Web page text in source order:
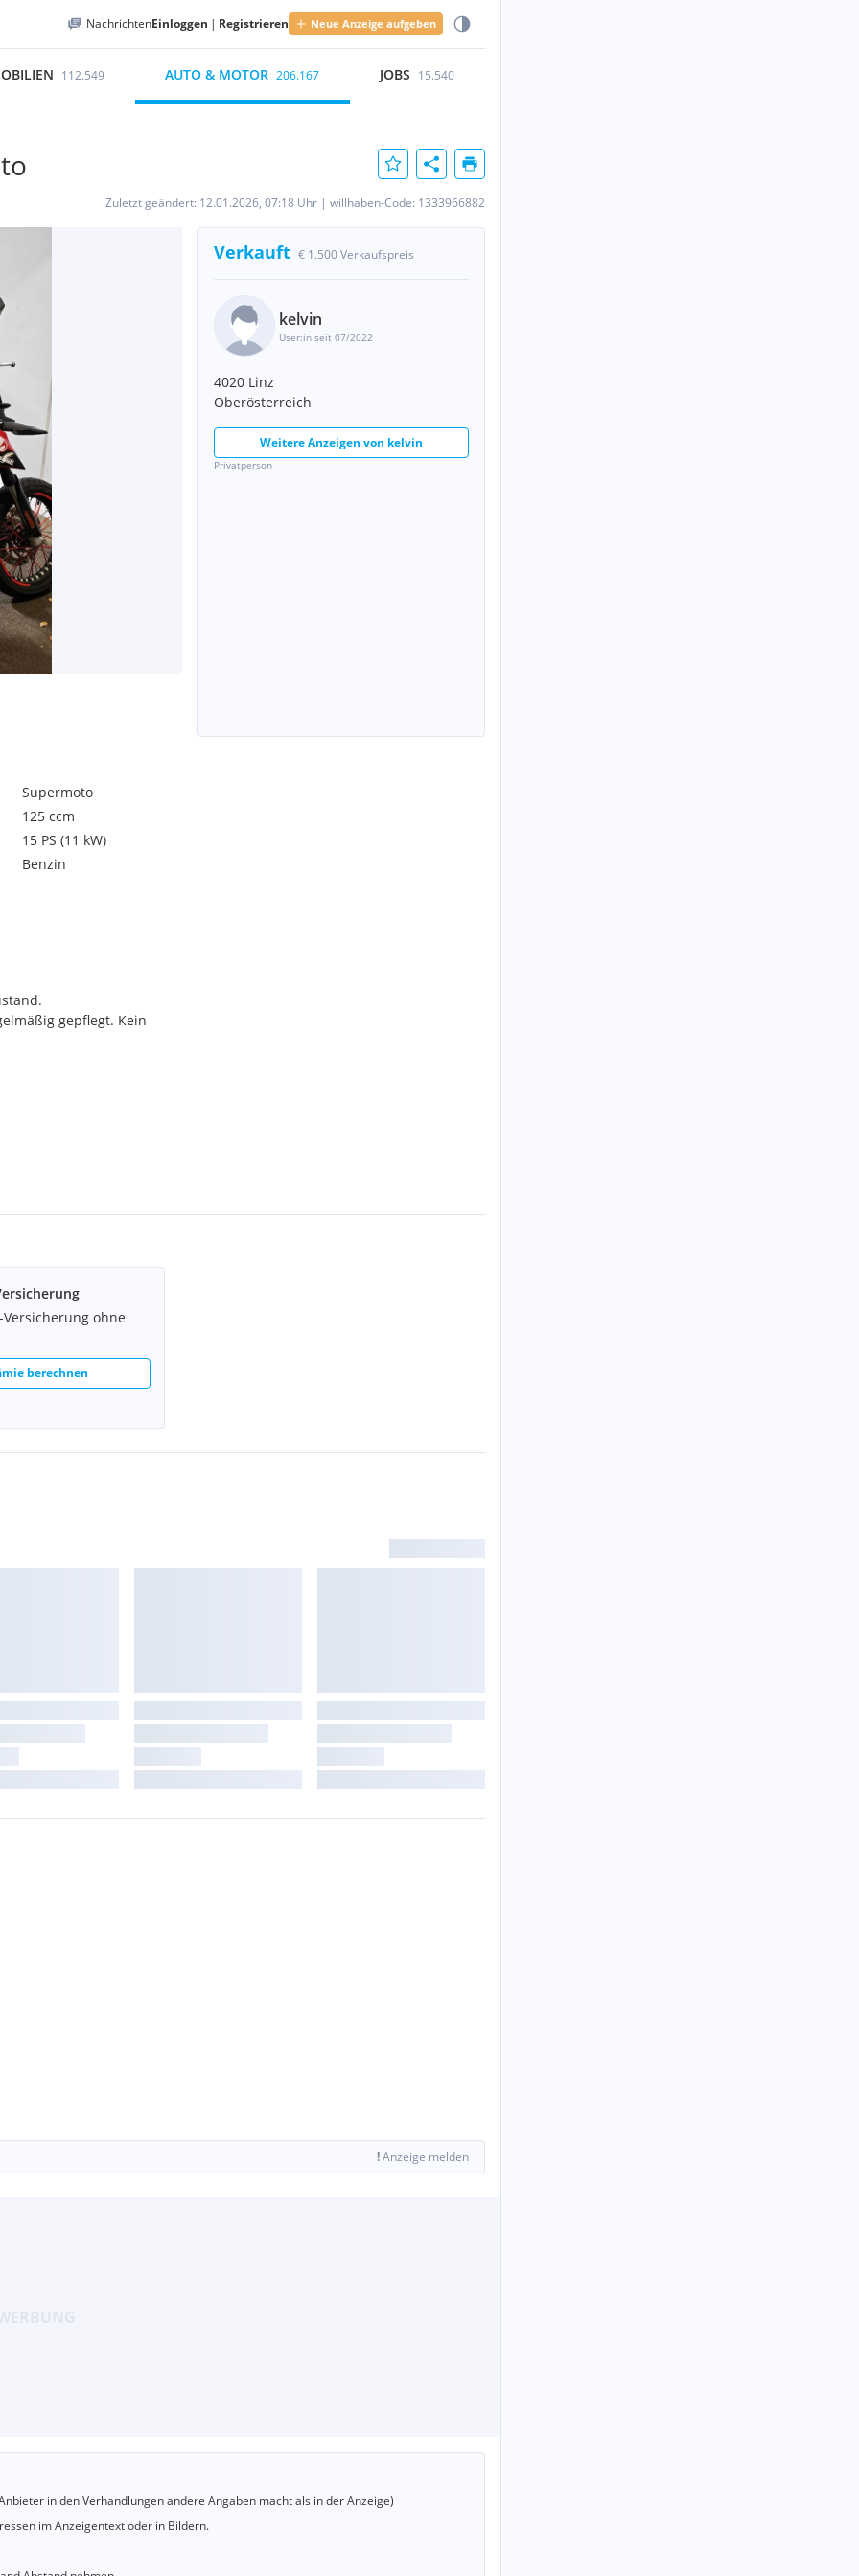
NachrichtenEinloggen | Registrieren Neue Anzeige aufgeben
112.549 AUTO & MOTOR 206.167 JOBS 15.540
Zuletzt geändert: 12.01.2026, 07:18 Uhr | willhaben-Code: 1333966882
Verkauft € 1.500 Verkaufspreis
kelvin
User:in seit 07/2022
4020 Linz
Oberösterreich
Weitere Anzeigen von kelvin
Privatperson
Supermoto
125 ccm
15 PS (11 kW)
Benzin
gepflegt. Kein
rein optisch
Zustand und dient nur
Versicherung ohne
berechnen
!Anzeige melden
in den Verhandlungen andere Angaben macht als in der Anzeige)
im Anzeigentext oder in Bildern.